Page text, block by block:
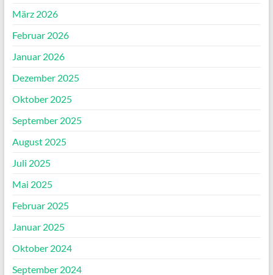
März 2026
Februar 2026
Januar 2026
Dezember 2025
Oktober 2025
September 2025
August 2025
Juli 2025
Mai 2025
Februar 2025
Januar 2025
Oktober 2024
September 2024